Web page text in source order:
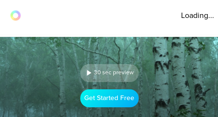
Loading...
30 sec preview
Get Started Free